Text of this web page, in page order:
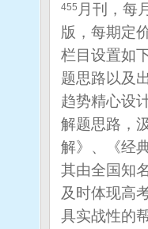
月刊，每
455
版，每期定
栏目设置如
题思路以及
趋势精心设
解题思路，
解》、《经
其由全国知
及时体现高
具实战性的